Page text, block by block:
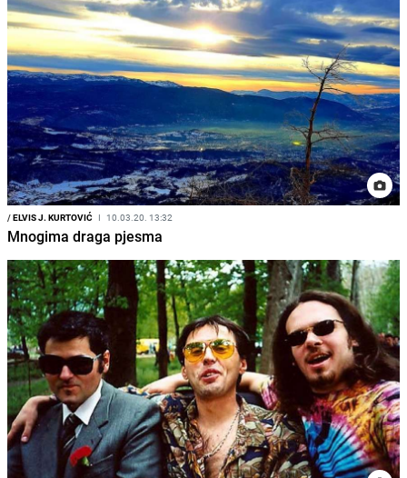
/ELVIS J. KURTOVIĆ I 10.03.20. 13:32
Mnogima draga pjesma